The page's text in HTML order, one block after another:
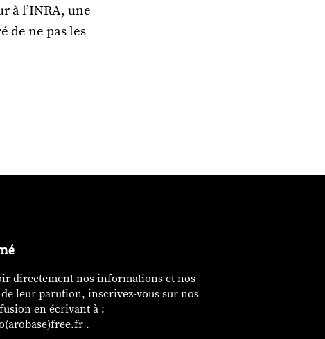
à l’INRA, une
de ne pas les
directement nos informations et nos
leur parution, inscrivez-vous sur nos
en écrivant à :
.